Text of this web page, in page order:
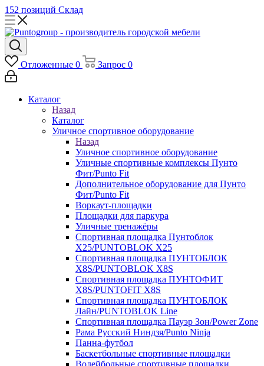
152 позиций Склад
Отложенные 0 Запрос 0
Каталог
Назад
Каталог
Уличное спортивное оборудование
Назад
Уличное спортивное оборудование
Уличные спортивные комплексы Пунто
Фит/Punto Fit
Дополнительное оборудование для Пунто
Фит/Punto Fit
Воркаут-площадки
Площадки для паркура
Уличные тренажёры
Спортивная площадка Пунтоблок
Х25/PUNTOBLOK X25
Спортивная площадка ПУНТОБЛОК
X8S/PUNTOBLOK X8S
Спортивная площадка ПУНТОФИТ
X8S/PUNTOFIT X8S
Спортивная площадка ПУНТОБЛОК
Лайн/PUNTOBLOK Line
Спортивная площадка Пауэр Зон/Power Zone
Рама Русский Ниндзя/Punto Ninja
Панна-футбол
Баскетбольные спортивные площадки
Волейбольные спортивные площадки